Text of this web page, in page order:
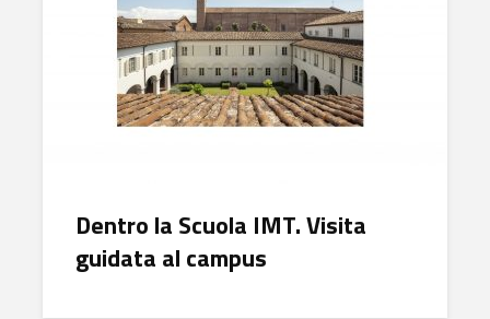
Dentro la Scuola IMT. Visita
guidata al campus